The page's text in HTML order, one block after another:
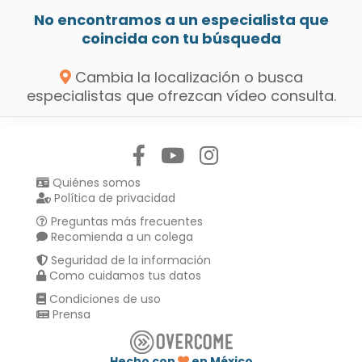
No encontramos a un especialista que
coincida con tu búsqueda
Cambia la localización o busca
especialistas que ofrezcan vídeo consulta.
Quiénes somos
Política de privacidad
Preguntas más frecuentes
Recomienda a un colega
Seguridad de la información
Como cuidamos tus datos
Condiciones de uso
Prensa